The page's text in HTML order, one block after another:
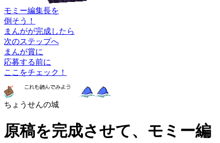
モミー編集長を
倒そう！
まんがが完成したら
次のステップへ
まんが賞に
応募する前に
ここをチェック！
ちょうせんの城
原稿を完成させて、モミー編